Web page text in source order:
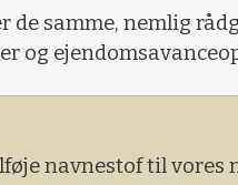
de samme, nemlig
og
navnestof til vores